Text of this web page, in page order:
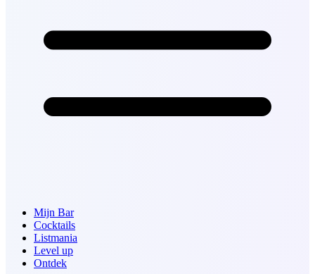
Mijn Bar
Cocktails
Listmania
Level up
Ontdek